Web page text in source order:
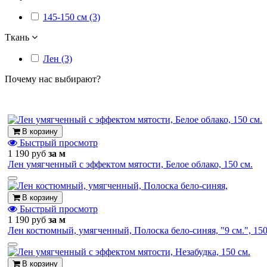
145-150 см (3)
Ткань
Лен (3)
Почему нас выбирают?
В корзину
Быстрый просмотр
1 190 руб за м
Лен умягченный с эффектом мятости, Белое облако, 150 см.
В корзину
Быстрый просмотр
1 190 руб за м
Лен костюмный, умягченный, Полоска бело-синяя, "9 см.",
В корзину